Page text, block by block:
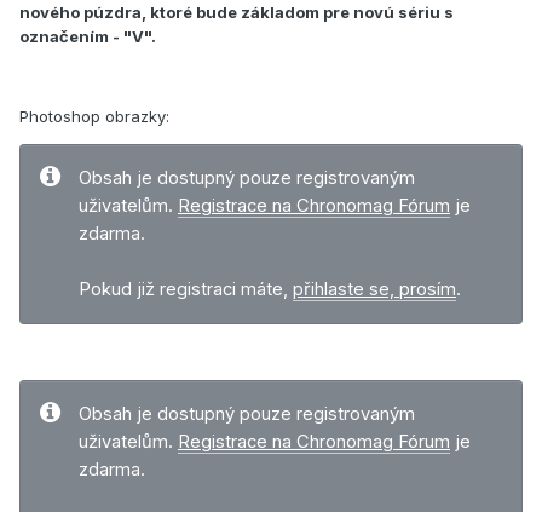
nového púzdra, ktoré bude základom pre novú sériu s
označením - "V".
Photoshop obrazky:
Obsah je dostupný pouze registrovaným
uživatelům. Registrace na Chronomag Fórum je
zdarma.
Pokud již registraci máte, přihlaste se, prosím.
Obsah je dostupný pouze registrovaným
uživatelům. Registrace na Chronomag Fórum je
zdarma.